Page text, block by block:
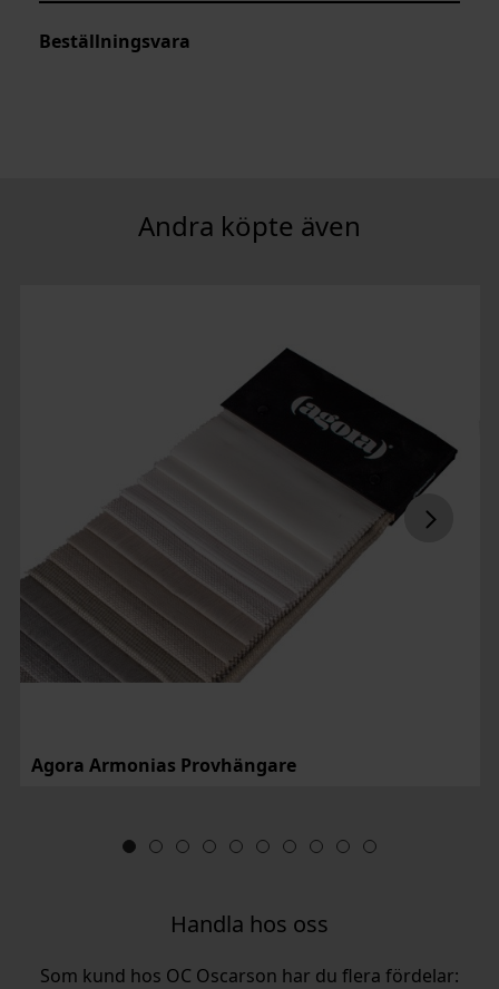
Beställningsvara
Agora Armonias Provhängare
Handla hos oss
Som kund hos OC Oscarson har du flera fördelar: